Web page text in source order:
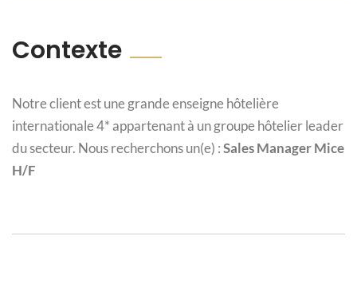
Contexte
Notre client est une grande enseigne hôtelière
internationale 4* appartenant à un groupe hôtelier leader
du secteur. Nous recherchons un(e) :Sales Manager Mice
H/F